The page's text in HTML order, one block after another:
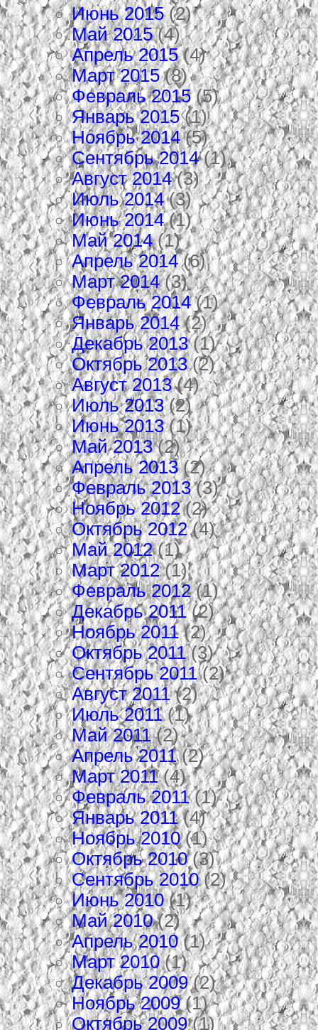
Июнь 2015(2)
Май 2015(4)
Апрель 2015(4)
Март 2015(8)
Февраль 2015(5)
Январь 2015(1)
Ноябрь 2014(5)
Сентябрь 2014(1)
Август 2014(3)
Июль 2014(3)
Июнь 2014(1)
Май 2014(1)
Апрель 2014(6)
Март 2014(3)
Февраль 2014(1)
Январь 2014(2)
Декабрь 2013(1)
Октябрь 2013(2)
Август 2013(4)
Июль 2013(2)
Июнь 2013(1)
Май 2013(2)
Апрель 2013(2)
Февраль 2013(3)
Ноябрь 2012(2)
Октябрь 2012(4)
Май 2012(1)
Март 2012(1)
Февраль 2012(1)
Декабрь 2011(2)
Ноябрь 2011(2)
Октябрь 2011(3)
Сентябрь 2011(2)
Август 2011(2)
Июль 2011(1)
Май 2011(2)
Апрель 2011(2)
Март 2011(4)
Февраль 2011(1)
Январь 2011(4)
Ноябрь 2010(1)
Октябрь 2010(3)
Сентябрь 2010(2)
Июнь 2010(1)
Май 2010(2)
Апрель 2010(1)
Март 2010(1)
Декабрь 2009(2)
Ноябрь 2009(1)
Октябрь 2009(1)